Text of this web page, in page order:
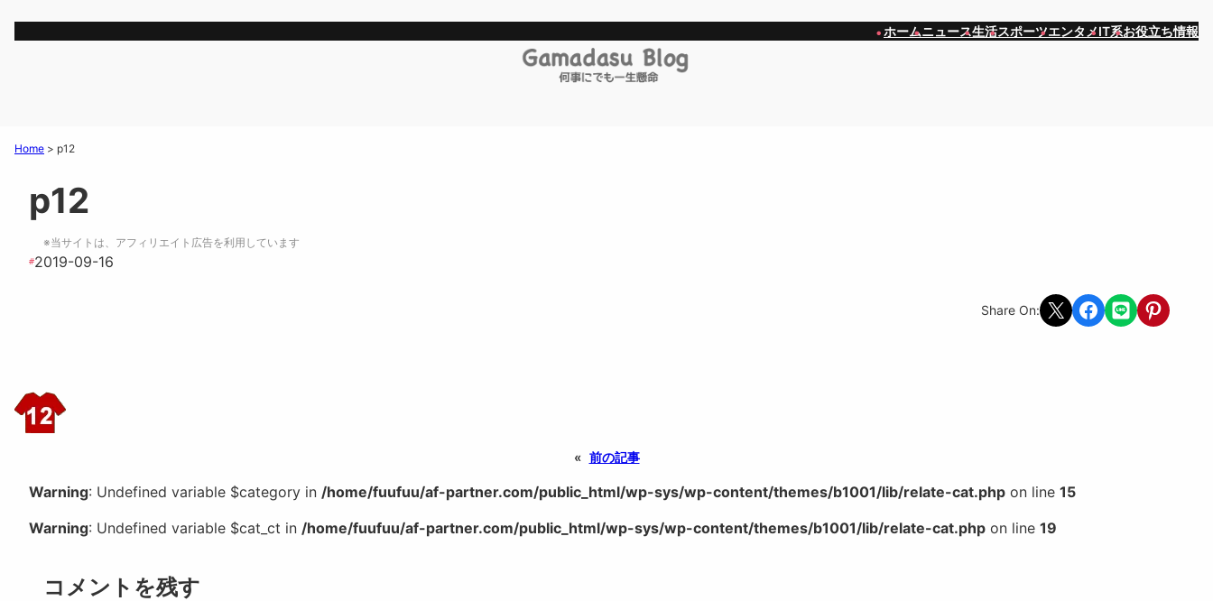
ホームニュース生活スポーツエンタメIT系お役立ち情報
Home > p12
p12
※当サイトは、アフィリエイト広告を利用しています
#2019-09-16
Share On: Share on X Share on Facebook
Share on LINEShare on
« 前の記事
Warning: Undefined variable $category in /home/fuufuu/af-partner.com/public_html/wp-sys/wp-content/themes/b1001/lib/relate-cat.php on line 15
Warning: Undefined variable $cat_ct in /home/fuufuu/af-partner.com/public_html/wp-sys/wp-content/themes/b1001/lib/relate-cat.php on line 19
コメントを残す